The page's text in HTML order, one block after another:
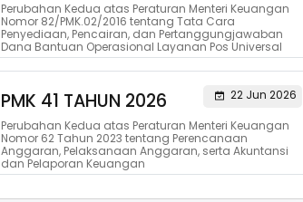
Perubahan Kedua atas Peraturan Menteri Keuangan
Nomor 82/PMK.02/2016 tentang Tata Cara
Penyediaan, Pencairan, dan Pertanggungjawaban
Dana Bantuan Operasional Layanan Pos Universal
PMK 41 TAHUN 2026
22 Jun 2026
Perubahan Kedua atas Peraturan Menteri Keuangan
Nomor 62 Tahun 2023 tentang Perencanaan
Anggaran, Pelaksanaan Anggaran, serta Akuntansi
dan Pelaporan Keuangan